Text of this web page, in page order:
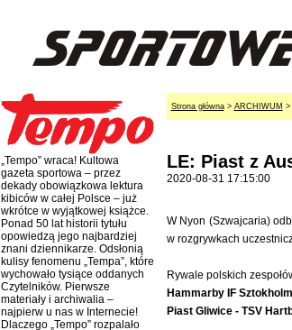
„Tempo” wraca! Kultowa
gazeta sportowa – przez
dekady obowiązkowa lektura
kibiców w całej Polsce – już
wkrótce w wyjątkowej książce.
Ponad 50 lat historii tytułu
opowiedzą jego najbardziej
znani dziennikarze. Odsłonią
kulisy fenomenu „Tempa”, które
wychowało tysiące oddanych
Czytelników. Pierwsze
materiały i archiwalia –
najpierw u nas w Internecie!
Dlaczego „Tempo” rozpalało
Strona główna> ARCHIWUM >
LE: Piast z
2020-08-31 17:15:00
W Nyon (Szwajcaria)
w rozgrywkach
Rywale polskich
Hammarby IF
Piast Gliwice - TSV